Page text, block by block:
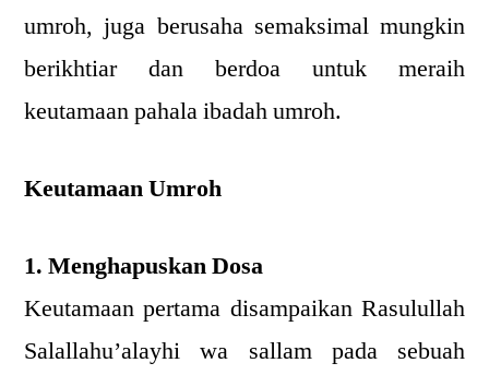
umroh, juga berusaha semaksimal mungkin
berikhtiar dan berdoa untuk meraih
keutamaan pahala ibadah umroh.
Keutamaan Umroh
1. Menghapuskan Dosa
Keutamaan pertama disampaikan Rasulullah
Salallahu’alayhi wa sallam pada sebuah